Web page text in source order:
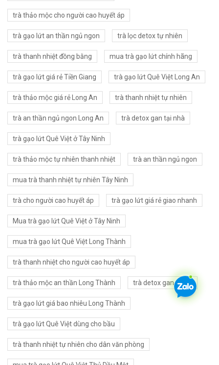
trà thảo mộc cho người cao huyết áp
trà gạo lứt an thần ngủ ngon trà lọc detox tự nhiên
trà thanh nhiệt đồng bằng mua trà gạo lứt chính hãng
trà gạo lứt giá rẻ Tiền Giang trà gạo lứt Quê Việt Long An
trà thảo mộc giá rẻ Long An trà thanh nhiệt tự nhiên
trà an thần ngủ ngon Long An trà detox gan tại nhà
trà gạo lứt Quê Việt ở Tây Ninh
trà thảo mộc tự nhiên thanh nhiệt trà an thần ngủ ngon
mua trà thanh nhiệt tự nhiên Tây Ninh
trà cho người cao huyết áp trà gạo lứt giá rẻ giao nhanh
Mua trà gạo lứt Quê Việt ở Tây Ninh
mua trà gạo lứt Quê Việt Long Thành
trà thanh nhiệt cho người cao huyết áp
trà thảo mộc an thần Long Thành trà detox gan giá rẻ
trà gạo lứt giá bao nhiêu Long Thành
trà gạo lứt Quê Việt dùng cho bầu
trà thanh nhiệt tự nhiên cho dân văn phòng